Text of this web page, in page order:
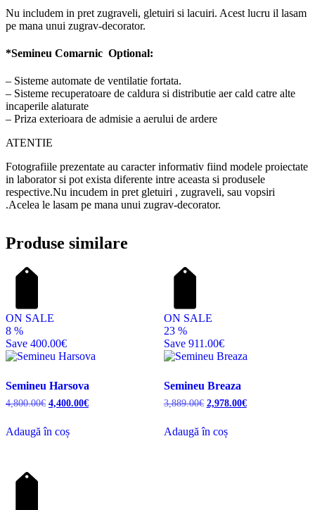
Nu includem in pret zugraveli, gletuiri si lacuiri. Acest lucru il lasam
pe mana unui zugrav-decorator.
*Semineu Comarnic Optional:
– Sisteme automate de ventilatie fortata.
– Sisteme recuperatoare de caldura si distributie aer cald catre alte
incaperile alaturate
– Priza exterioara de admisie a aerului de ardere
ATENTIE
Fotografiile prezentate au caracter informativ fiind modele proiectate
in laborator si pot exista diferente intre aceasta si produsele
respective.Nu incudem in pret gletuiri , zugraveli, sau vopsiri
.Acelea le lasam pe mana unui zugrav-decorator.
Produse similare
ON SALE
8 %
Save 400.00€
Semineu Harsova
4,800.00€ Prețul
fost:
4,400.00€Prețul
Adaugă în coș
ON SALE
23 %
Save 911.00€
Semineu Breaza
3,889.00€ Prețul
fost:
2,978.00€Prețul
Adaugă în coș